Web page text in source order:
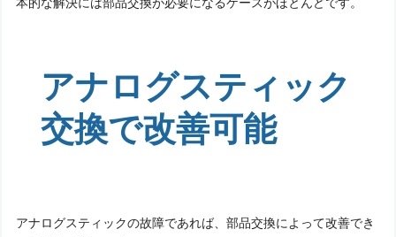
アナログスティック
交換で改善可能
アナログスティックの故障であれば、部品交換によって改善でき